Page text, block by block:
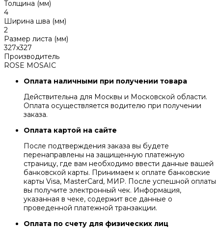
Толщина (мм)
4
Ширина шва (мм)
2
Размер листа (мм)
327x327
Производитель
ROSE MOSAIC
Оплата наличными при получении товара
Действительна для Москвы и Московской области.
Оплата осуществляется водителю при получении
заказа.
Оплата картой на сайте
После подтверждения заказа вы будете
перенаправлены на защищенную платежную
страницу, где вам необходимо ввести данные вашей
банковской карты. Принимаем к оплате банковские
карты Visa, MasterCard, МИР. После успешной оплаты
вы получите электронный чек. Информация,
указанная в чеке, содержит все данные о
проведенной платежной транзакции.
Оплата по счету для физических лиц